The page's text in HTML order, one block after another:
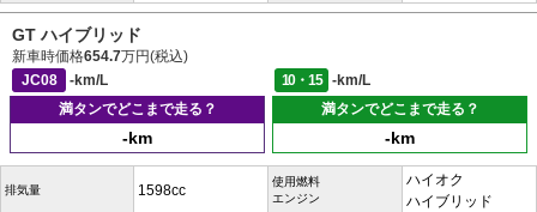
GT ハイブリッド
新車時価格654.7万円(税込)
JC08
-km/L 10・15
-km/L
満タンでどこまで走る？
-km
満タンでどこまで走る？
-km
排気量 1598cc
使用燃料
エンジン
ハイオク
ハイブリッド